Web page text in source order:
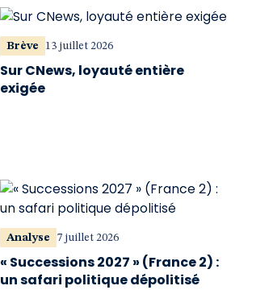
Brève 13 juillet 2026
Sur CNews, loyauté entière
exigée
Analyse 7 juillet 2026
« Successions 2027 » (France 2) :
un safari politique dépolitisé